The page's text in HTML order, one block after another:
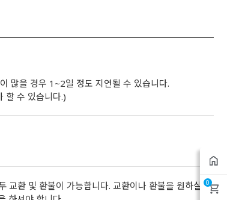
0
많을 경우 1~2일 정도 지연될 수 있습니다.
할 수 있습니다.)
교환 및 환불이 가능합니다. 교환이나 환불을 원하실